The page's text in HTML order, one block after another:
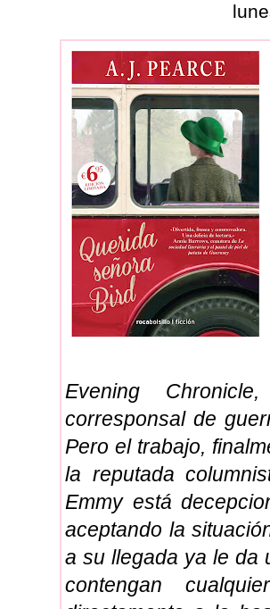
Evening
corresponsal de
Pero el trabajo,
la reputada
Emmy está
aceptando la
a su llegada ya le da
contengan